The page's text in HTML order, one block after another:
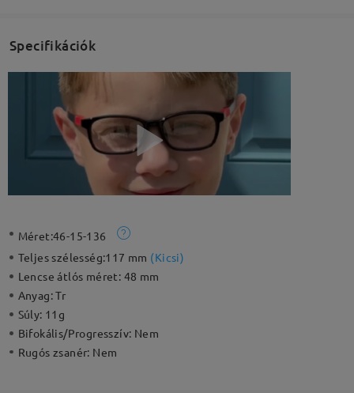
Specifikációk
Méret:46-15-136
Teljes szélesség:117 mm (Kicsi)
Lencse átlós méret: 48 mm
Anyag:Tr
Súly: 11g
Bifokális/Progresszív: Nem
Rugós zsanér: Nem